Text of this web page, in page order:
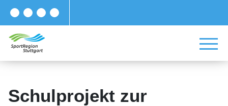
Schulprojekt zur